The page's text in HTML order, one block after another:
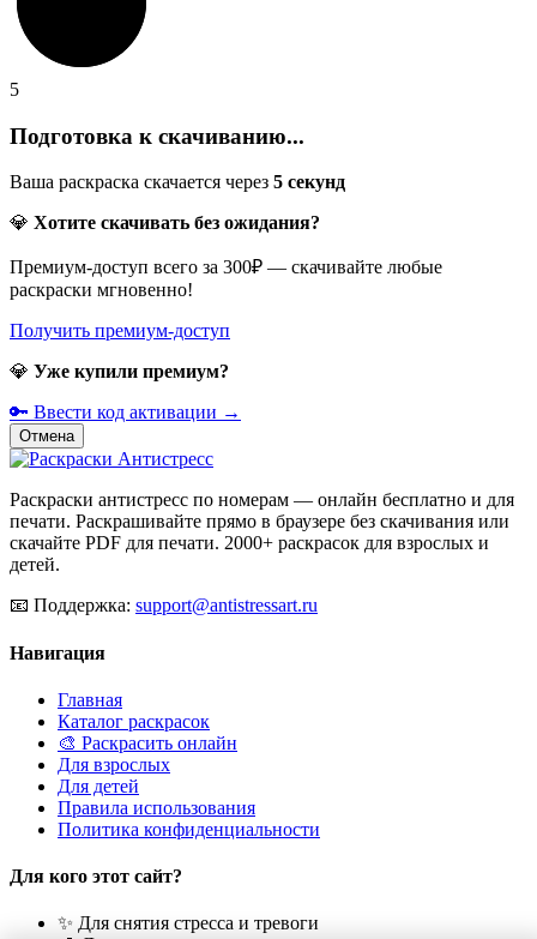
5
Подготовка к скачиванию...
Ваша раскраска скачается через 5 секунд
💎 Хотите скачивать без ожидания?
Премиум-доступ всего за 300₽ — скачивайте любые
раскраски мгновенно!
Получить премиум-доступ
💎 Уже купили премиум?
🔑 Ввести код активации →
Отмена
Раскраски антистресс по номерам — онлайн бесплатно и для
печати. Раскрашивайте прямо в браузере без скачивания или
скачайте PDF для печати. 2000+ раскрасок для взрослых и
детей.
📧 Поддержка: support@antistressart.ru
Навигация
Главная
Каталог раскрасок
🎨 Раскрасить онлайн
Для взрослых
Для детей
Правила использования
Политика конфиденциальности
Для кого этот сайт?
✨ Для снятия стресса и тревоги